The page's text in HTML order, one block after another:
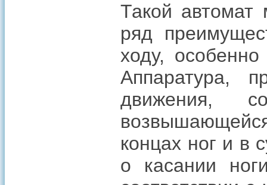
Такой автомат
ряд
ходу,
Аппаратура,
движения,
концах ног и в
о касании